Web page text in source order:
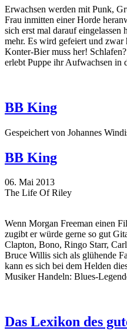
Erwachsen werden mit Punk,
Frau inmitten einer Horde
sich erst mal darauf
mehr. Es wird gefeiert und
Konter-Bier muss her!
erlebt Puppe ihr Aufwachsen in
BB King
Gespeichert von Johannes
BB King
06. Mai 2013
The Life Of Riley
Wenn Morgan Freeman einen
zugibt er würde gerne so gut
Clapton, Bono, Ringo Starr,
Bruce Willis sich als glühende
kann es sich bei dem Helden
Musiker Handeln: Blues-
Das Lexikon des